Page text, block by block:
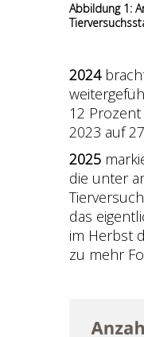
Abbildung 1:
2024
12
2023 auf
2025
die unter
das
im Herbst
zu mehr